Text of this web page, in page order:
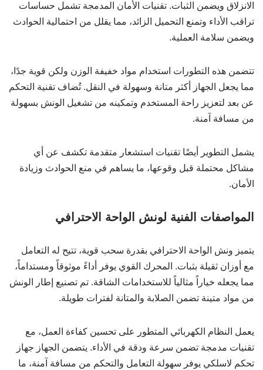
الانزلاق ويضمن الثبات. تقنيات الأمان المدمجة تشمل حساسات
تراقب الأداء وتمنع التحميل الزائد، مما يقلل من احتمالية الحوادث
ويضمن سلامة العملية.
تتضمن هذه التطورات استخدام مواد خفيفة الوزن ولكن قوية جدًا،
مما يجعل الجهاز أكثر متانة وسهولة في النقل. تُضاف تقنية التحكم
عن بعد لتعزيز راحة المستخدم وتمكينه من تشغيل الونش بسهولة
من مسافة آمنة.
يشمل التطوير أيضًا تقنيات استشعار متقدمة تكشف عن أي
مشاكل محتملة قبل وقوعها، ما يساهم في منع الحوادث وزيادة
الأمان.
المواصفات الفنية لونش الواحة الاحترافي
يتميز ونش الواحة الاحترافي بقدرة سحب قوية، تتيح له التعامل
مع أوزان ثقيلة بثبات. المحرك القوي يوفر أداءً موثوقاً ومستداماً،
مما يجعله خياراً مثالياً للاستخدامات الشاقة. تم تصنيع إطار الونش
من مواد متينة تضمن الصلابة والمتانة لفترات طويلة.
يعمل النظام الكهربائي المتطور على تحسين كفاءة العمل، مع
تقنيات مدمجة تضمن سرعة ودقة في الأداء. يتضمن الجهاز جهاز
تحكم لاسلكي يوفر سهولة التعامل والتحكم من مسافة آمنة، ما